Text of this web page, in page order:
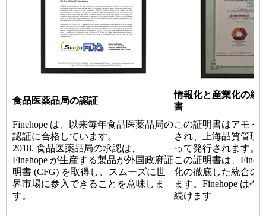
食品医薬品局の認証
情報化と産業化の統
書
Finehope は、以来毎年食品医薬品局の
認証に合格しています。
2018. 食品医薬品局の承認は、
Finehope が生産する製品が外国政府証
明書 (CFG) を取得し、スムーズに世
界市場に参入できることを意味しま
す。
この証明書はアモイ
され、上海品質管理
って発行されます。
この証明書は、
化の徹底した統合の
ます。Finehope は今
続けます